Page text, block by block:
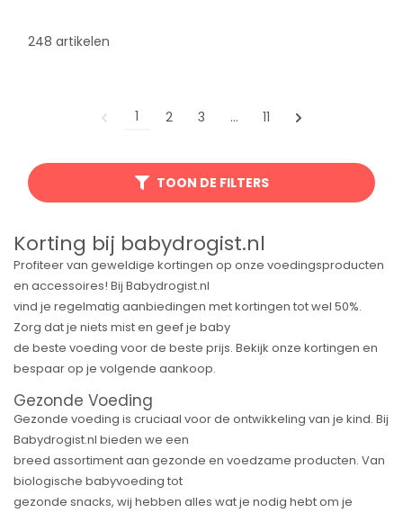
248 artikelen
1 2 3 … 11
TOON DE FILTERS
Korting bij babydrogist.nl
Profiteer van geweldige kortingen op onze voedingsproducten
en accessoires! Bij Babydrogist.nl
vind je regelmatig aanbiedingen met kortingen tot wel 50%.
Zorg dat je niets mist en geef je baby
de beste voeding voor de beste prijs. Bekijk onze kortingen en
bespaar op je volgende aankoop.
Gezonde Voeding
Gezonde voeding is cruciaal voor de ontwikkeling van je kind. Bij
Babydrogist.nl bieden we een
breed assortiment aan gezonde en voedzame producten. Van
biologische babyvoeding tot
gezonde snacks, wij hebben alles wat je nodig hebt om je